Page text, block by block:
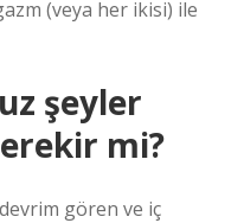
(veya her ikisi) ile
şeyler
mi?
gören ve iç